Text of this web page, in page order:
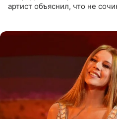
артист объяснил, что не